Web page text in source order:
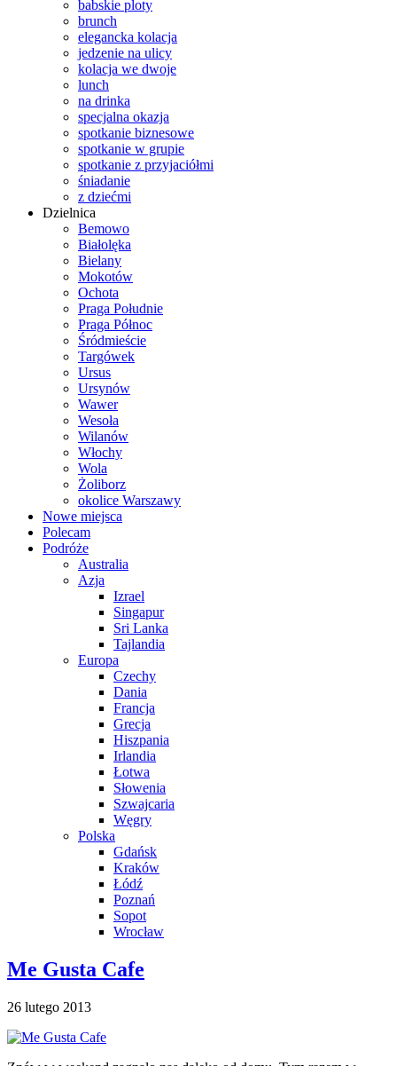
babskie ploty
brunch
elegancka kolacja
jedzenie na ulicy
kolacja we dwoje
lunch
na drinka
specjalna okazja
spotkanie biznesowe
spotkanie w grupie
spotkanie z przyjaciółmi
śniadanie
z dziećmi
Dzielnica
Bemowo
Białolęka
Bielany
Mokotów
Ochota
Praga Południe
Praga Północ
Śródmieście
Targówek
Ursus
Ursynów
Wawer
Wesoła
Wilanów
Włochy
Wola
Żoliborz
okolice Warszawy
Nowe miejsca
Polecam
Podróże
Australia
Azja
Izrael
Singapur
Sri Lanka
Tajlandia
Europa
Czechy
Dania
Francja
Grecja
Hiszpania
Irlandia
Łotwa
Słowenia
Szwajcaria
Węgry
Polska
Gdańsk
Kraków
Łódź
Poznań
Sopot
Wrocław
Me Gusta Cafe
26 lutego 2013